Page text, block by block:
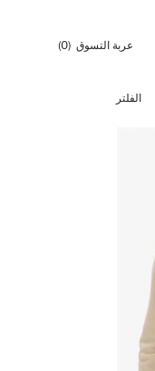
عربة التسوق (0)
الفلتر